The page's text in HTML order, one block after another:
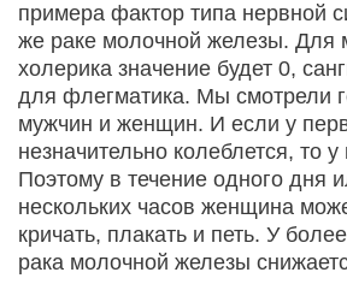
примера фактор типа нервной
же раке молочной железы. Для
холерика значение будет 0,
для флегматика. Мы смотрели
мужчин и женщин. И если у
незначительно колеблется, то
Поэтому в течение одного дня
нескольких часов женщина
кричать, плакать и петь. У
рака молочной железы